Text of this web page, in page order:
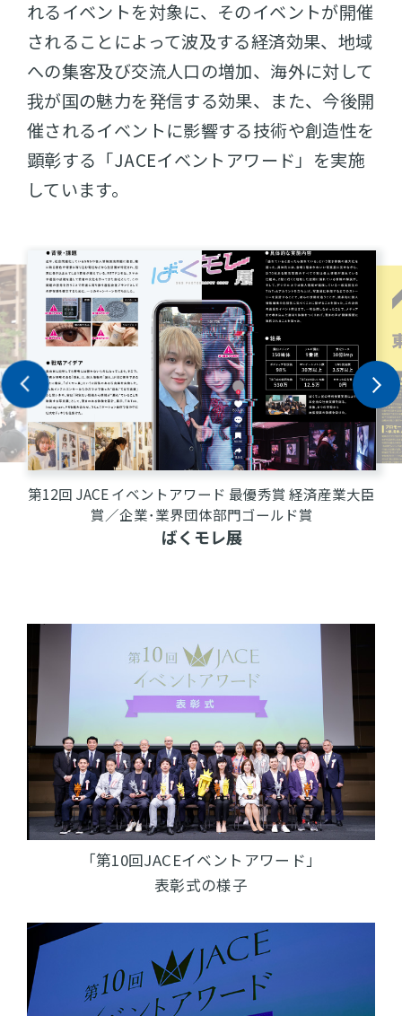
れるイベントを対象に、そのイベントが開催
されることによって波及する経済効果、地域
への集客及び交流人口の増加、海外に対して
我が国の魅力を発信する効果、また、今後開
催されるイベントに影響する技術や創造性を
顕彰する「JACEイベントアワード」を実施
しています。
第12回 JACE イベントアワード イベントプロフェッシ
ョナル賞／企業･業界団体部門ブロンズ賞
映画『８番出口』東京メトロ脱出ゲーム
「第10回JACEイベントアワード」
表彰式の様子